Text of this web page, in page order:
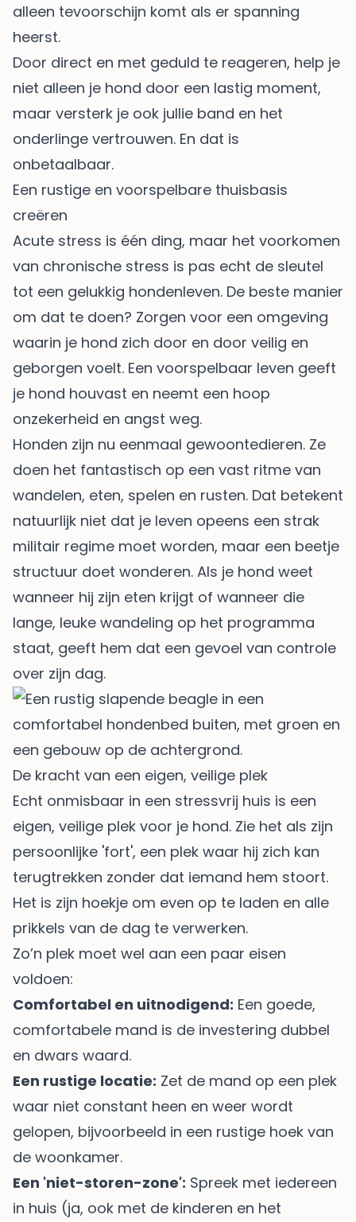
alleen tevoorschijn komt als er spanning
heerst.
Door direct en met geduld te reageren, help je
niet alleen je hond door een lastig moment,
maar versterk je ook jullie band en het
onderlinge vertrouwen. En dat is
onbetaalbaar.
Een rustige en voorspelbare thuisbasis
creëren
Acute stress is één ding, maar het voorkomen
van chronische stress is pas echt de sleutel
tot een gelukkig hondenleven. De beste manier
om dat te doen? Zorgen voor een omgeving
waarin je hond zich door en door veilig en
geborgen voelt. Een voorspelbaar leven geeft
je hond houvast en neemt een hoop
onzekerheid en angst weg.
Honden zijn nu eenmaal gewoontedieren. Ze
doen het fantastisch op een vast ritme van
wandelen, eten, spelen en rusten. Dat betekent
natuurlijk niet dat je leven opeens een strak
militair regime moet worden, maar een beetje
structuur doet wonderen. Als je hond weet
wanneer hij zijn eten krijgt of wanneer die
lange, leuke wandeling op het programma
staat, geeft hem dat een gevoel van controle
over zijn dag.
De kracht van een eigen, veilige plek
Echt onmisbaar in een stressvrij huis is een
eigen, veilige plek voor je hond. Zie het als zijn
persoonlijke 'fort', een plek waar hij zich kan
terugtrekken zonder dat iemand hem stoort.
Het is zijn hoekje om even op te laden en alle
prikkels van de dag te verwerken.
Zo’n plek moet wel aan een paar eisen
voldoen:
Comfortabel en uitnodigend: Een goede,
comfortabele mand is de investering dubbel
en dwars waard.
Een rustige locatie: Zet de mand op een plek
waar niet constant heen en weer wordt
gelopen, bijvoorbeeld in een rustige hoek van
de woonkamer.
Een 'niet-storen-zone': Spreek met iedereen
in huis (ja, ook met de kinderen en het